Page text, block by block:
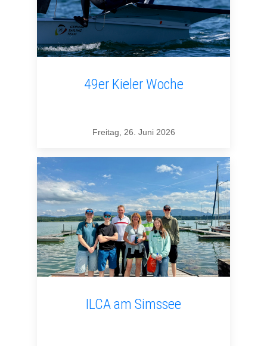
49er Kieler Woche
Freitag, 26. Juni 2026
ILCA am Simssee